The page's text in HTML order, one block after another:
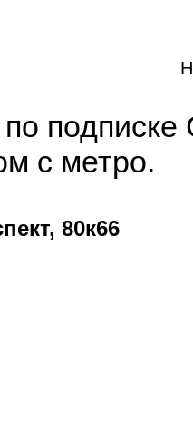
с метро.
80к66